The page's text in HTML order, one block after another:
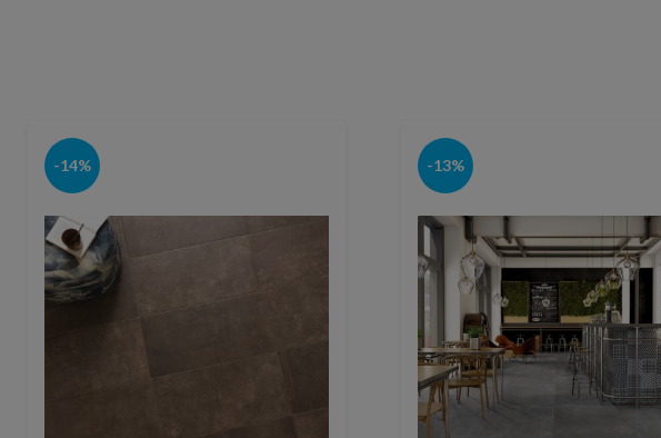
-14% -13%